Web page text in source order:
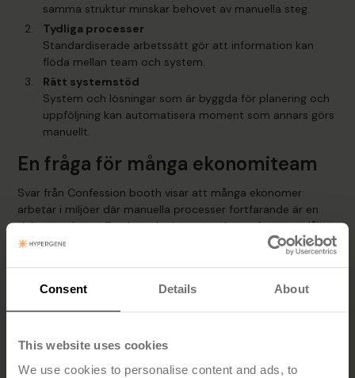
Consent Details About
This website uses cookies
We use cookies to personalise content and ads, to
samma struktur minskar behovet av manuella steg.
Tydliga processer
Standardiserade arbetssätt gör att information kan
flöda mellan team och system.
Rätt systemstöd
System och lösningar som är byggda för planering och
uppföljning kan automatisera moment som annars görs
manuellt.
En fråga för många ekonomiteam
Svar från Confession booth visar att många ekonomer
arbetar i miljöer där manuella processer fortfarande är en
del av vardagen. Det betyder inte att arbetet fungerar dåligt
– men det väcker en viktig fråga:
Hur mycket tid går egentligen åt
kunna automatiseras?